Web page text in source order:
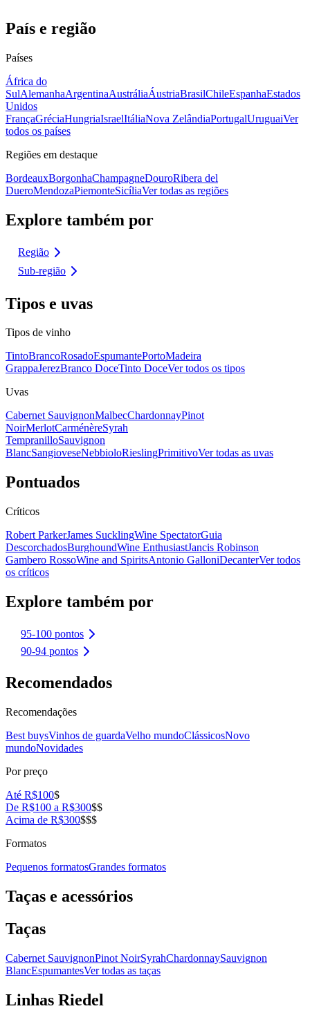
País e região
Países
África do
SulAlemanhaArgentinaAustráliaÁustriaBrasilChileEspanhaEstados
Unidos
FrançaGréciaHungriaIsraelItáliaNova ZelândiaPortugalUruguaiVer
todos os países
Regiões em destaque
BordeauxBorgonhaChampagneDouroRibera del
DueroMendozaPiemonteSicíliaVer todas as regiões
Explore também por
Região
Sub-região
Tipos e uvas
Tipos de vinho
TintoBrancoRosadoEspumantePortoMadeira
GrappaJerezBranco DoceTinto DoceVer todos os tipos
Uvas
Cabernet SauvignonMalbecChardonnayPinot
NoirMerlotCarménèreSyrah
TempranilloSauvignon
BlancSangioveseNebbioloRieslingPrimitivoVer todas as uvas
Pontuados
Críticos
Robert ParkerJames SucklingWine SpectatorGuia
DescorchadosBurghoundWine EnthusiastJancis Robinson
Gambero RossoWine and SpiritsAntonio GalloniDecanterVer todos
os críticos
Explore também por
95-100 pontos
90-94 pontos
Recomendados
Recomendações
Best buysVinhos de guardaVelho mundoClássicosNovo
mundoNovidades
Por preço
Até R$100$
De R$100 a R$300$$
Acima de R$300$$$
Formatos
Pequenos formatosGrandes formatos
Taças e acessórios
Taças
Cabernet SauvignonPinot NoirSyrahChardonnaySauvignon
BlancEspumantesVer todas as taças
Linhas Riedel